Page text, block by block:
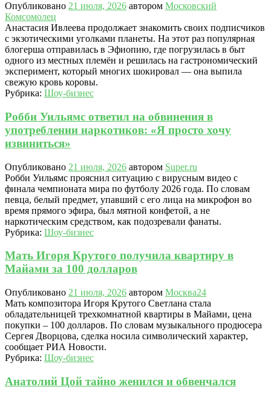
Опубликовано 21 июля, 2026 автором Московский
Комсомолец
Анастасия Ивлеева продолжает знакомить своих подписчиков
с экзотическими уголками планеты. На этот раз популярная
блогерша отправилась в Эфиопию, где погрузилась в быт
одного из местных племён и решилась на гастрономический
эксперимент, который многих шокировал — она выпила
свежую кровь коровы.
Рубрика: Шоу-бизнес
Робби Уильямс ответил на обвинения в
употреблении наркотиков: «Я просто хочу
извиниться»
Опубликовано 21 июля, 2026 автором Super.ru
Робби Уильямс прояснил ситуацию с вирусным видео с
финала чемпионата мира по футболу 2026 года. По словам
певца, белый предмет, упавший с его лица на микрофон во
время прямого эфира, был мятной конфетой, а не
наркотическим средством, как подозревали фанаты.
Рубрика: Шоу-бизнес
Мать Игоря Крутого получила квартиру в
Майами за 100 долларов
Опубликовано 21 июля, 2026 автором Москва24
Мать композитора Игоря Крутого Светлана стала
обладательницей трехкомнатной квартиры в Майами, цена
покупки – 100 долларов. По словам музыкального продюсера
Сергея Дворцова, сделка носила символический характер,
сообщает РИА Новости.
Рубрика: Шоу-бизнес
Анатолий Цой тайно женился и обвенчался